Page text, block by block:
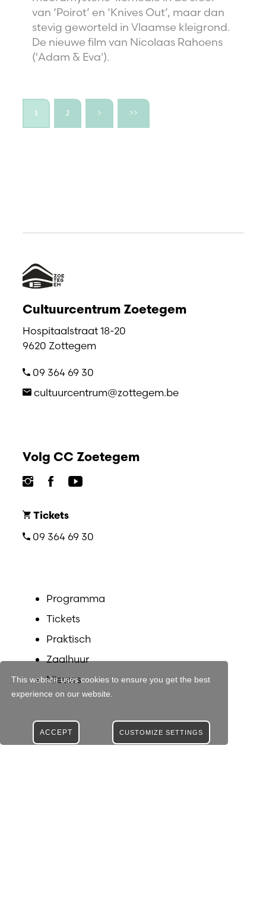
This website uses cookies to ensure you get the best
experience on our website.
CUSTOMIZE SETTINGS
ACCEPT
van ‘Poirot’ en ‘Knives Out’, maar dan
stevig geworteld in Vlaamse kleigrond.
De nieuwe film van Nicolaas Rahoens
('Adam & Eva').
1 2 > >>
Cultuurcentrum Zoetegem
Hospitaalstraat 18-20
9620 Zottegem
09 364 69 30
cultuurcentrum@zottegem.be
Volg CC Zoetegem
Tickets
09 364 69 30
Programma
Tickets
Praktisch
Zaalhuur
Nieuws